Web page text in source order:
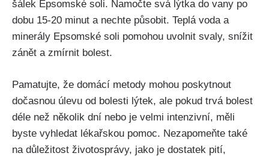
šálek Epsomské soli. Namočte⁢ svá ​lýtka do⁤ vany po‍
dobu⁤ 15-20 minut a nechte ‍působit. ‍Teplá voda a
minerály Epsomské‍ soli pomohou uvolnit ⁢svaly, snížit
zánět a zmírnit ​bolest.
Pamatujte, že⁣ domácí metody mohou ​poskytnout
dočasnou úlevu od bolesti lýtek, ale pokud‍ trvá bolest
déle než několik ⁤dní⁢ nebo je velmi intenzivní, měli
byste vyhledat lékařskou pomoc. Nezapomeňte také​
na důležitost životosprávy, jako⁤ je dostatek pití,